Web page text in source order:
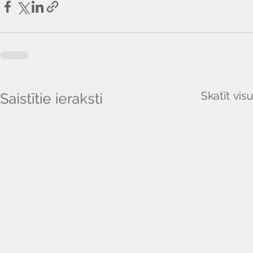
Saistītie ieraksti Skatīt visu